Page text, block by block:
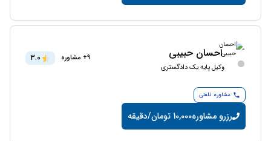
احسان حبیبی
وکیل پایه یک دادگستری
9+ مشاوره 3.0
مشاوره تلفنی
رزرو مشاوره10,000 تومان/دقیقه